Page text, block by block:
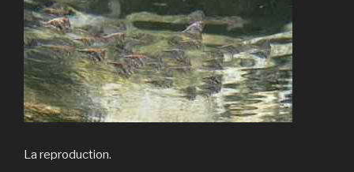
La reproduction.